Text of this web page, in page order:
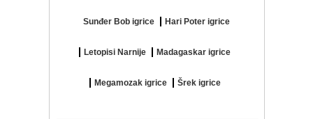
Sunđer Bob igrice Hari Poter igrice
Letopisi Narnije Madagaskar igrice
Megamozak igrice Šrek igrice